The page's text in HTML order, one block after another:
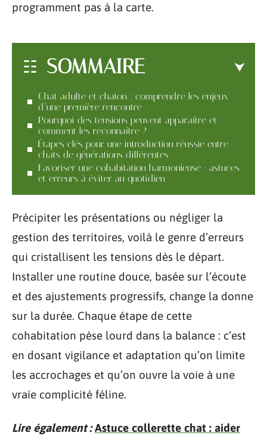
programment pas à la carte.
SOMMAIRE
Chat adulte et chaton : comprendre les enjeux
d’une première rencontre
Pourquoi des tensions peuvent apparaître et
comment les reconnaître ?
Étapes clés pour une introduction réussie entre
chats de générations différentes
Favoriser une cohabitation harmonieuse : astuces
et erreurs à éviter au quotidien
Précipiter les présentations ou négliger la
gestion des territoires, voilà le genre d’erreurs
qui cristallisent les tensions dès le départ.
Installer une routine douce, basée sur l’écoute
et des ajustements progressifs, change la donne
sur la durée. Chaque étape de cette
cohabitation pèse lourd dans la balance : c’est
en dosant vigilance et adaptation qu’on limite
les accrochages et qu’on ouvre la voie à une
vraie complicité féline.
Lire également : Astuce collerette chat : aider